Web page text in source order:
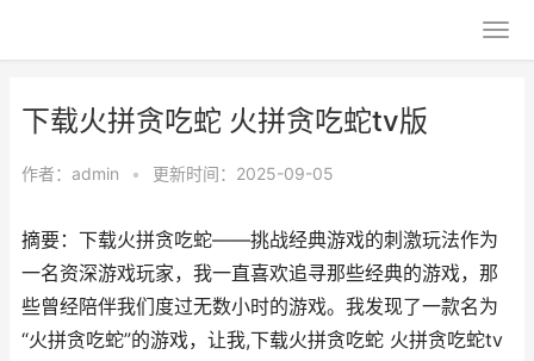
下载火拼贪吃蛇 火拼贪吃蛇tv版
作者： admin • 更新时间：2025-09-05
摘要：下载火拼贪吃蛇——挑战经典游戏的刺激玩法作为
一名资深游戏玩家，我一直喜欢追寻那些经典的游戏，那
些曾经陪伴我们度过无数小时的游戏。我发现了一款名为
“火拼贪吃蛇”的游戏，让我,下载火拼贪吃蛇 火拼贪吃蛇tv